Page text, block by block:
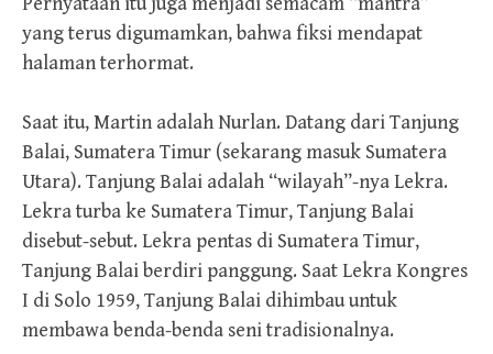
yang terus digumamkan, bahwa fiksi mendapat
halaman terhormat.
Saat itu, Martin adalah Nurlan. Datang dari Tanjung
Balai, Sumatera Timur (sekarang masuk Sumatera
Utara). Tanjung Balai adalah “wilayah”-nya Lekra.
Lekra turba ke Sumatera Timur, Tanjung Balai
disebut-sebut. Lekra pentas di Sumatera Timur,
Tanjung Balai berdiri panggung. Saat Lekra Kongres
I di Solo 1959, Tanjung Balai dihimbau untuk
membawa benda-benda seni tradisionalnya.